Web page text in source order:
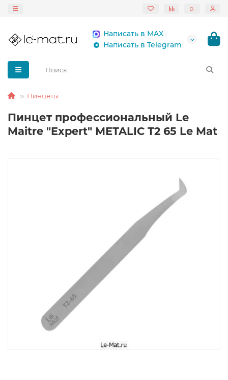
р.
Написать в MAX
Написать в Telegram
Пинцеты
Пинцет профессиональный Le
Maitre "Expert" METALIC T2 65 Le Mat